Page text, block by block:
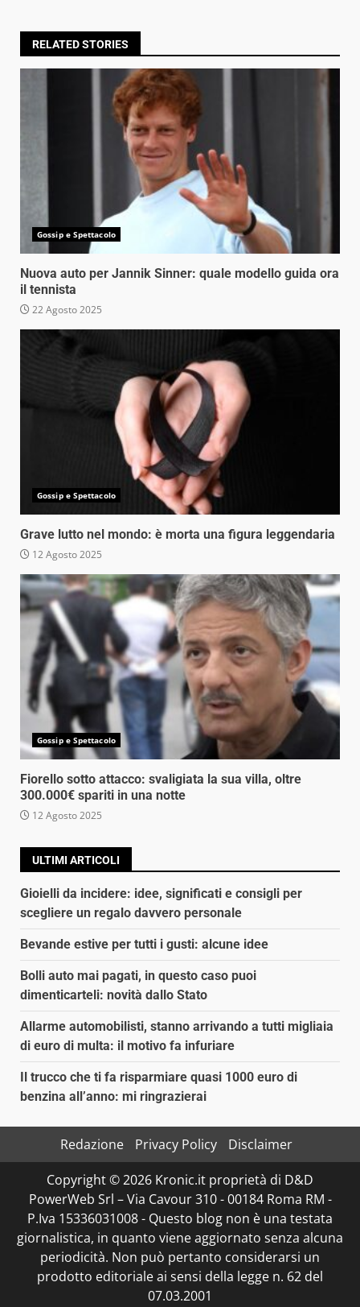
RELATED STORIES
Gossip e Spettacolo
Nuova auto per Jannik Sinner: quale modello guida ora
il tennista
22 Agosto 2025
Gossip e Spettacolo
Grave lutto nel mondo: è morta una figura leggendaria
12 Agosto 2025
Gossip e Spettacolo
Fiorello sotto attacco: svaligiata la sua villa, oltre
300.000€ spariti in una notte
12 Agosto 2025
ULTIMI ARTICOLI
Gioielli da incidere: idee, significati e consigli per
scegliere un regalo davvero personale
Bevande estive per tutti i gusti: alcune idee
Bolli auto mai pagati, in questo caso puoi
dimenticarteli: novità dallo Stato
Allarme automobilisti, stanno arrivando a tutti migliaia
di euro di multa: il motivo fa infuriare
Il trucco che ti fa risparmiare quasi 1000 euro di
benzina all’anno: mi ringrazierai
Redazione Privacy Policy
Disclaimer
Copyright © 2026 Kronic.it proprietà di D&D
PowerWeb Srl – Via Cavour 310 - 00184 Roma RM -
P.Iva 15336031008 - Questo blog non è una testata
giornalistica, in quanto viene aggiornato senza alcuna
periodicità. Non può pertanto considerarsi un
prodotto editoriale ai sensi della legge n. 62 del
07.03.2001